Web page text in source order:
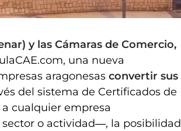
y las Cámaras de Comercio,
una nueva
aragonesas convertir sus
del sistema de Certificados de
cualquier empresa
o actividad―, la posibilidad